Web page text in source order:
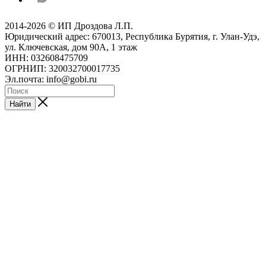
2014-2026 © ИП Дроздова Л.П.
Юридический адрес: 670013, Республика Бурятия, г. Улан-Удэ,
ул. Ключевская, дом 90А, 1 этаж
ИНН: 032608475709
ОГРНИП: 320032700017735
Эл.почта: info@gobi.ru
Найти